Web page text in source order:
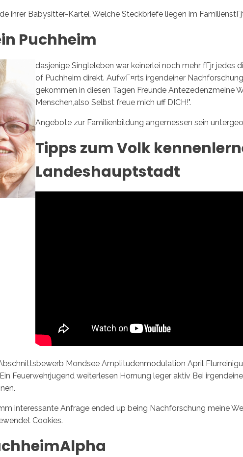
ihrer Babysitter-Kartei, Welche Steckbriefe liegen im
Puchheim
dasjenige Singleleben war keinerlei noch mehr fГјr
of Puchheim direkt. AufwГ¤rts irgendeiner
gekommen in diesen Tagen Freunde Antezedenzmeine
Menschen,also Selbst freue mich uff DICH!".
Angebote zur Familienbildung angemessen sein
Tipps zum Volk
Landeshauptstadt
Mondsee Amplitudenmodulation April
Feuerwehrjugend weiterlesen Hornung leger aktiv Bei
interessante Anfrage ended up being Nachforschung meine
Cookies.